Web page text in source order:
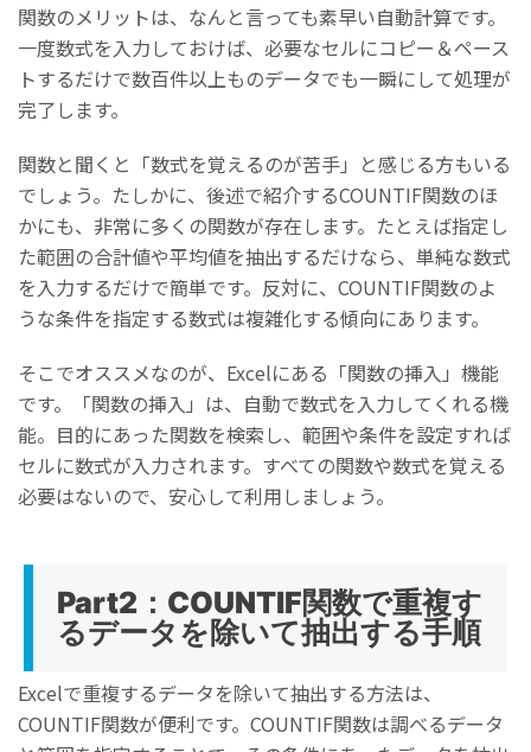
関数のメリットは、なんと言っても素早い自動計算です。
一度数式を入力しておけば、必要なセルにコピー＆ペース
トするだけで数百件以上ものデータでも一瞬にして処理が
完了します。
関数と聞くと「数式を覚えるのが苦手」と感じる方もいる
でしょう。たしかに、後述で紹介するCOUNTIF関数のほ
かにも、非常に多くの関数が存在します。たとえば指定し
た範囲の合計値や平均値を抽出するだけなら、単純な数式
を入力するだけで簡単です。反対に、COUNTIF関数のよ
うな条件を指定する数式は複雑化する傾向にあります。
そこでオススメなのが、Excelにある「関数の挿入」機能
です。「関数の挿入」は、自動で数式を入力してくれる機
能。目的にあった関数を検索し、範囲や条件を設定すれば
セルに数式が入力されます。すべての関数や数式を覚える
必要はないので、安心して利用しましょう。
Part2：COUNTIF関数で重複す
るデータを除いて抽出する手順
Excelで重複するデータを除いて抽出する方法は、
COUNTIF関数が便利です。COUNTIF関数は調べるデータ